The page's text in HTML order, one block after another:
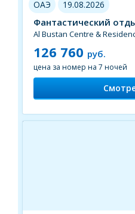
ОАЭ 19.08.2026
Фантастический
Al Bustan Centre &
126 760 руб.
цена за номер на 7 ночей